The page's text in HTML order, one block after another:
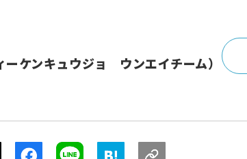
ケンキュウジョ ウンエイチーム）